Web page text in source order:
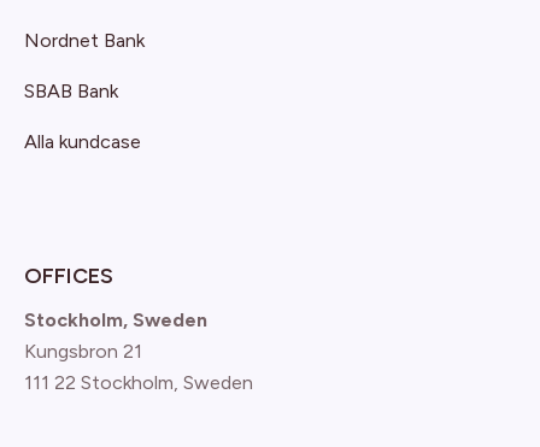
Nordnet Bank
SBAB Bank
Alla kundcase
OFFICES
Stockholm, Sweden
Kungsbron 21
111 22 Stockholm, Sweden